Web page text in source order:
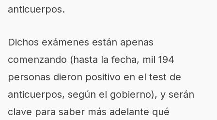
anticuerpos.
Dichos exámenes están apenas
comenzando (hasta la fecha, mil 194
personas dieron positivo en el test de
anticuerpos, según el gobierno), y serán
clave para saber más adelante qué